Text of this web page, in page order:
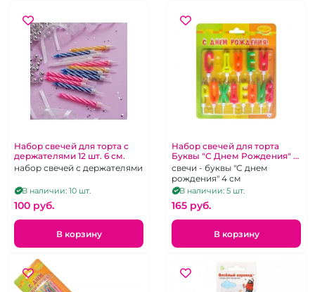
Набор свечей для торта с
держателями 12 шт. 6 см.
набор свечей с держателями
В наличии: 10 шт.
100 pуб.
В корзину
Набор свечей для торта
Буквы "С Днем Рождения" 4
см.
свечи - буквы "С днем
рождения" 4 см
В наличии: 5 шт.
165 pуб.
В корзину